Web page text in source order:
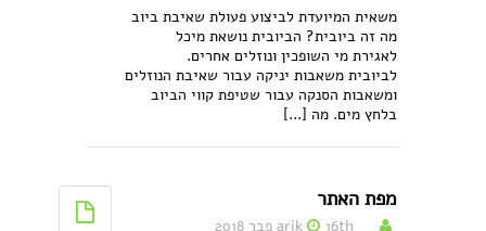
משאית המיועדת לביצוע פעולת שאיבת ביוב
מה זה ביובית? הביובית נושאת מיכל
לאגירת מי השופכין ונוזלים אחרים.
לביובית משאבות יניקה עבור שאיבת הנוזלים
ומשאבות הסנקה עבור שטיפת קווי הביוב
בלחץ מים. מה [...]
מפת האתר
arik
16th פבר 2018